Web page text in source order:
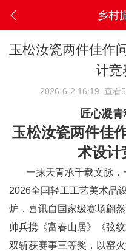
乡村
玉松汝瓷两件佳作
计竞
2026-6-2 16:19 查看
匠心凝
玉松汝瓷两件佳
术设计
一抹天青承千载文脉，
2026全国轻工工艺美术品
炉，喜讯自国家级赛场翩
帅兵携《富春山居》《弦
双斩获赛事三等奖，以窑